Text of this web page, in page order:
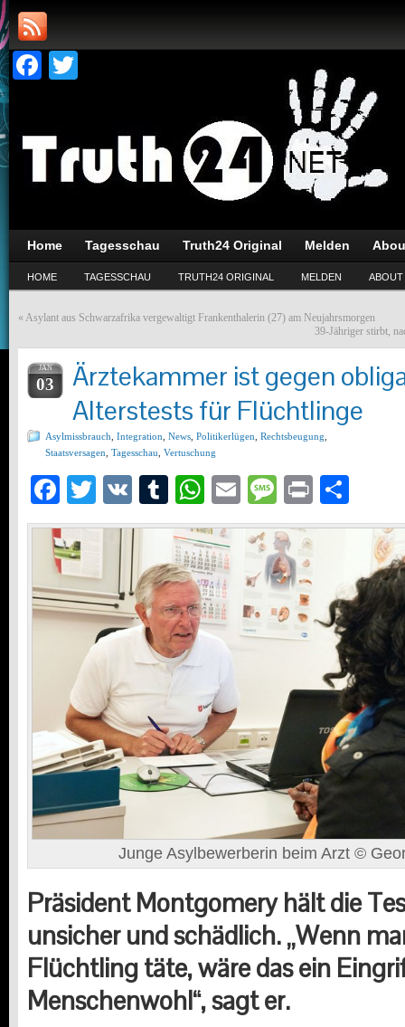
Facebook
Home Tagesschau Truth24 Original Melden
HOME TAGESSCHAU TRUTH24 ORIGINAL MELDEN ABOUT
« Asylant aus Schwarzafrika vergewaltigt Frankenthalerin (27) am Neujahrsmorgen
39-Jähriger stirbt,
JAN
03
Ärztekammer ist gegen
Alterstests für Flüchtlinge
Asylmissbrauch Integration News Politikerlügen Rechtsbeugung
Staatsversagen Tagesschau Vertuschung
Facebook
Twitter
VK Tumblr
WhatsApp
EmailMessage
Print
Junge Asylbewerberin beim Arzt ©
Präsident Montgomery hält die
unsicher und schädlich. „Wenn
Flüchtling täte, wäre das ein
Menschenwohl“, sagt er.